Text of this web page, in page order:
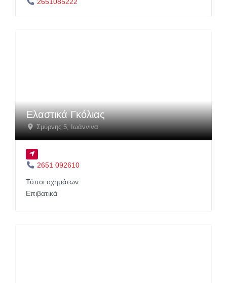
Ελαστικά Γκόλιας
Σμύρνης 5,Ιωάννινα
2651 092610
Τύποι οχημάτων:
Επιβατικά